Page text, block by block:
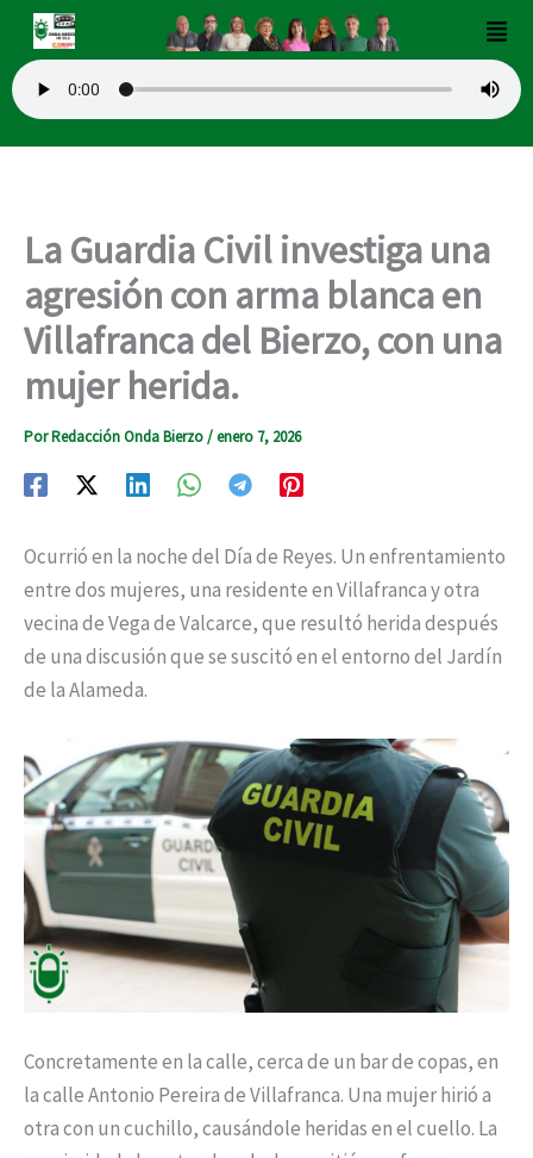
contenido
La Guardia Civil investiga una
agresión con arma blanca en
Villafranca del Bierzo, con una
mujer herida.
PorRedacción Onda Bierzo/enero 7, 2026
Ocurrió en la noche del Día de Reyes. Un enfrentamiento
entre dos mujeres, una residente en Villafranca y otra
vecina de Vega de Valcarce, que resultó herida después
de una discusión que se suscitó en el entorno del Jardín
de la Alameda.
Concretamente en la calle, cerca de un bar de copas, en
la calle Antonio Pereira de Villafranca. Una mujer hirió a
otra con un cuchillo, causándole heridas en el cuello. La